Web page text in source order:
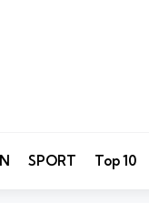
SPORT Top 10